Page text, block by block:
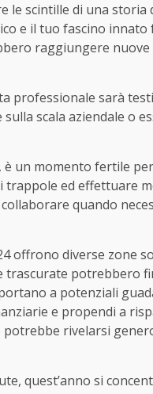
le scintille di una
e il tuo fascino
raggiungere nuove
professionale sarà
scala aziendale o
un momento fertile
ed effettuare
quando
offrono diverse zone
potrebbero
a potenziali
e propendi a
rivelarsi
quest’anno si